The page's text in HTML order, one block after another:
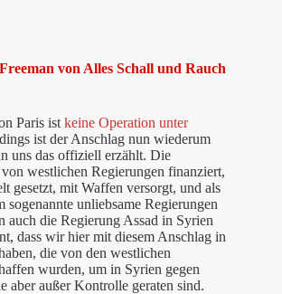
von Alles Schall und Rauch
Paris ist keine Operation unter
ist der Anschlag nun wiederum
uns das offiziell erzählt. Die
westlichen Regierungen finanziert,
gesetzt, mit Waffen versorgt, und als
sogenannte unliebsame Regierungen
auch die Regierung Assad in Syrien
dass wir hier mit diesem Anschlag in
die von den westlichen
wurden, um in Syrien gegen
aber außer Kontrolle geraten sind.